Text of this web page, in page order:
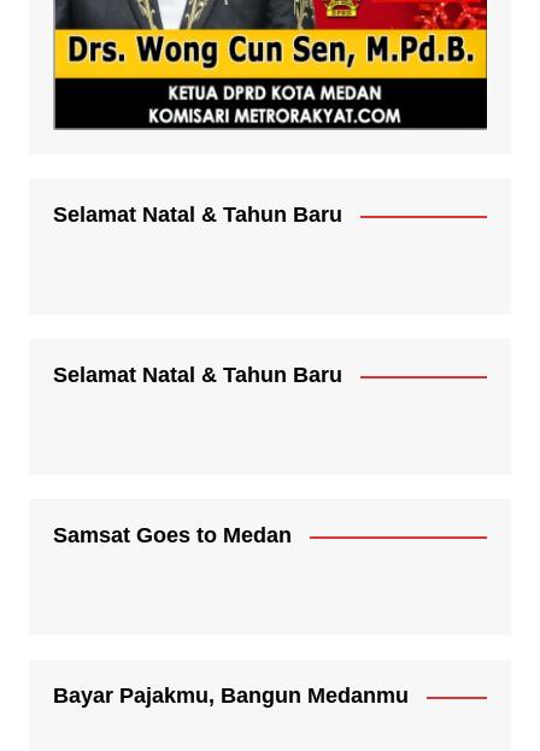
Selamat Natal & Tahun Baru
Selamat Natal & Tahun Baru
Samsat Goes to Medan
Bayar Pajakmu, Bangun Medanmu